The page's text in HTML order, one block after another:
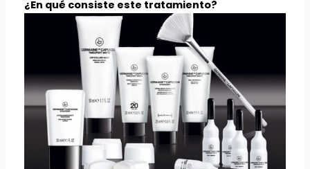
¿En qué consiste este tratamiento?